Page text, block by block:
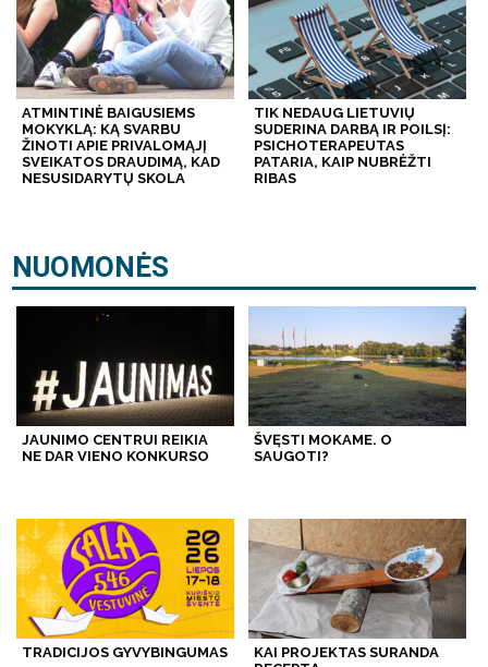
ATMINTINĖ BAIGUSIEMS
MOKYKLĄ: KĄ SVARBU
ŽINOTI APIE PRIVALOMĄJĮ
SVEIKATOS DRAUDIMĄ, KAD
NESUSIDARYTŲ SKOLA
TIK NEDAUG LIETUVIŲ
SUDERINA DARBĄ IR POILSĮ:
PSICHOTERAPEUTAS
PATARIA, KAIP NUBRĖŽTI
RIBAS
NUOMONĖS
JAUNIMO CENTRUI REIKIA
NE DAR VIENO KONKURSO
ŠVĘSTI MOKAME. O
SAUGOTI?
TRADICIJOS GYVYBINGUMAS
KAI PROJEKTAS SURANDA